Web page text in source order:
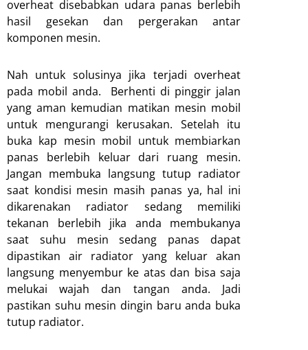
overheat disebabkan udara panas berlebih
hasil gesekan dan pergerakan antar
komponen mesin.
Nah untuk solusinya jika terjadi overheat
pada mobil anda. Berhenti di pinggir jalan
yang aman kemudian matikan mesin mobil
untuk mengurangi kerusakan. Setelah itu
buka kap mesin mobil untuk membiarkan
panas berlebih keluar dari ruang mesin.
Jangan membuka langsung tutup radiator
saat kondisi mesin masih panas ya, hal ini
dikarenakan radiator sedang memiliki
tekanan berlebih jika anda membukanya
saat suhu mesin sedang panas dapat
dipastikan air radiator yang keluar akan
langsung menyembur ke atas dan bisa saja
melukai wajah dan tangan anda. Jadi
pastikan suhu mesin dingin baru anda buka
tutup radiator.